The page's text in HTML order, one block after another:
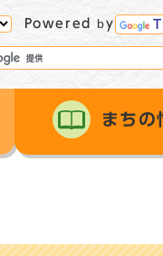
Powered by
まちの